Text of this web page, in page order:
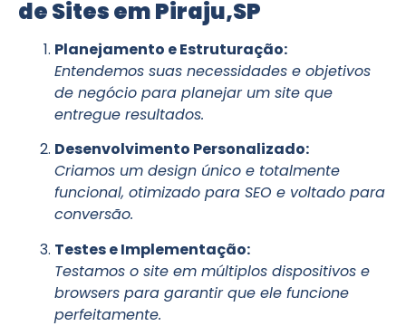
de Sites em Piraju,SP
Planejamento e Estruturação:
Entendemos suas necessidades e objetivos
de negócio para planejar um site que
entregue resultados.
Desenvolvimento Personalizado:
Criamos um design único e totalmente
funcional, otimizado para SEO e voltado para
conversão.
Testes e Implementação:
Testamos o site em múltiplos dispositivos e
browsers para garantir que ele funcione
perfeitamente.